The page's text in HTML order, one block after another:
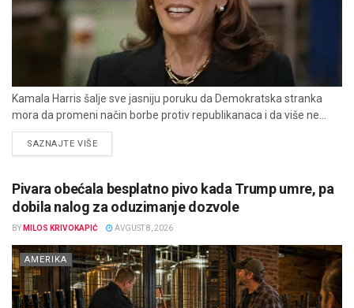
Kamala Harris šalje sve jasniju poruku da Demokratska stranka
mora da promeni način borbe protiv republikanaca i da više ne...
SAZNAJTE VIŠEDETAILS
Pivara obećala besplatno pivo kada Trump umre, pa
dobila nalog za oduzimanje dozvole
BY MILOS KRIVOKAPIĆ AVGUST 8, 2026
AMERIKA